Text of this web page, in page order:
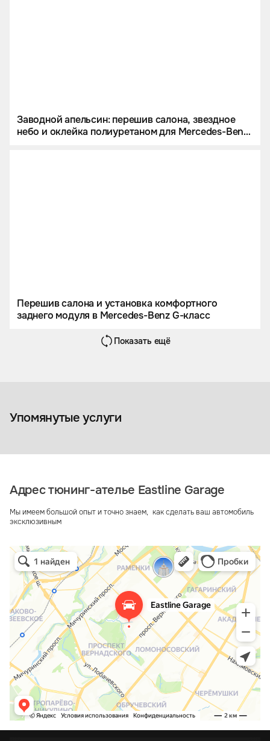
Заводной апельсин: перешив салона, звездное
небо и оклейка полиуретаном для Mercedes-Benz
Перешив салона и установка комфортного
заднего модуля в Mercedes-Benz G-класс
Показать ещё
Упомянутые услуги
Перетяжка салона
Адрес тюнинг-ателье Eastline Garage
Мы имеем большой опыт и точно знаем, как сделать ваш автомобиль
эксклюзивным